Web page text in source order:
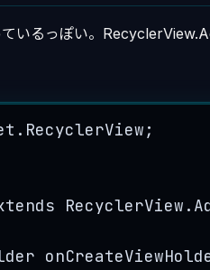
いるっぽい。
. RecyclerView ;